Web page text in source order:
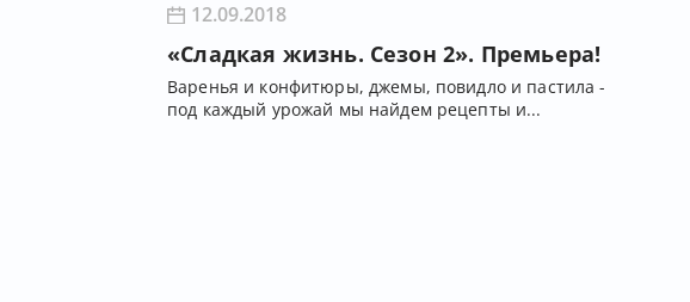
12.09.2018
«Сладкая жизнь. Сезон 2». Премьера!
Варенья и конфитюры, джемы, повидло и пастила -
под каждый урожай мы найдем рецепты и...